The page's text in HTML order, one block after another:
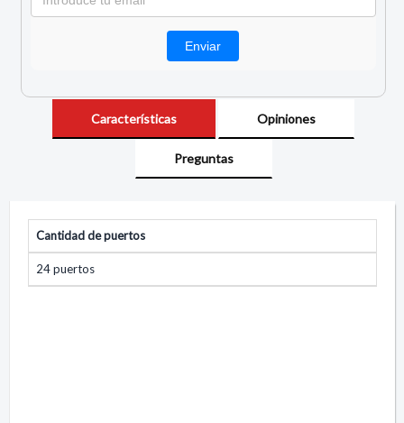
Características Opiniones
Preguntas
Cantidad de puertos
24 puertos